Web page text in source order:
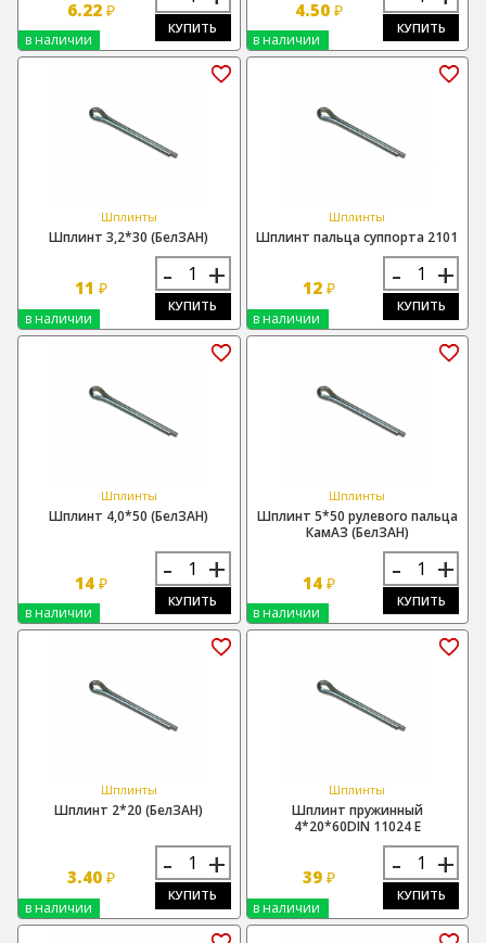
6.22 ₽
КУПИТЬ
в наличии
4.50₽
КУПИТЬ
в наличии
Шплинты
Шплинт 3,2*30 (БелЗАН)
11 ₽ - +
КУПИТЬ
в наличии
Шплинты
Шплинт пальца суппорта 2101
12₽ - +
КУПИТЬ
в наличии
Шплинты
Шплинт 4,0*50 (БелЗАН)
14 ₽ - +
КУПИТЬ
в наличии
Шплинты
Шплинт 5*50 рулевого пальца
КамАЗ (БелЗАН)
14₽ - +
КУПИТЬ
в наличии
Шплинты
Шплинт 2*20 (БелЗАН)
3.40 ₽ - +
КУПИТЬ
в наличии
Шплинты
Шплинт пружинный
4*20*60DIN 11024 E
39₽ - +
КУПИТЬ
в наличии